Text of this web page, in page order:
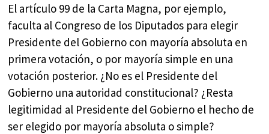
El artículo 99 de la Carta Magna, por ejemplo,
faculta al Congreso de los Diputados para elegir
Presidente del Gobierno con mayoría absoluta en
primera votación, o por mayoría simple en una
votación posterior. ¿No es el Presidente del
Gobierno una autoridad constitucional? ¿Resta
legitimidad al Presidente del Gobierno el hecho de
ser elegido por mayoría absoluta o simple?